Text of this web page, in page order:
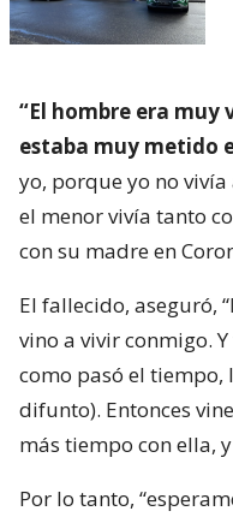
“El hombre era
estaba muy metido
yo, porque yo no
el menor vivía tanto
con su madre en
El fallecido, aseguró,
vino a vivir conmigo.
como pasó el tiempo,
difunto). Entonces
más tiempo con ella,
Por lo tanto,